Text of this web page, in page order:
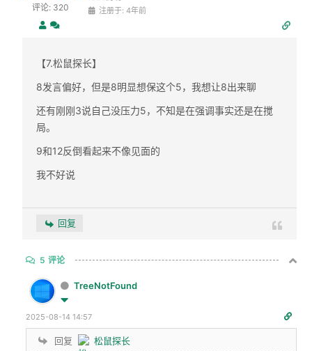
评论: 320
注册于: 4年前
【7.松鼠探长】
8发言偏好，但是8明显想保这个5，我想让8出来聊
还有刚刚3说自己没压力5，不知是在强调事实还是在搅
局。
9和12反倒看起来不像见面的
我不好说
回复
5 评论
TreeNotFound
2025-08-14 14:57
回复 松鼠探长